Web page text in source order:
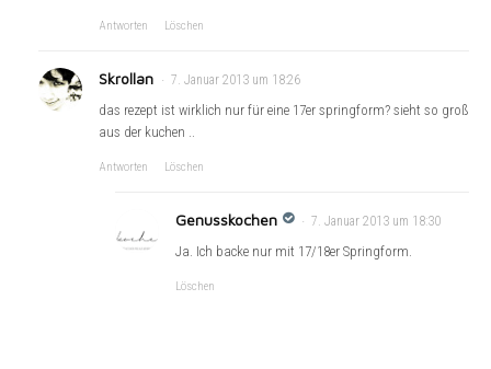
Antworten Löschen
Skrollan 7. Januar 2013 um 18:26
das rezept ist wirklich nur für eine 17er springform? sieht so groß
aus der kuchen ..
Antworten Löschen
Genusskochen 7. Januar 2013 um 18:30
Ja. Ich backe nur mit 17/18er Springform.
Löschen